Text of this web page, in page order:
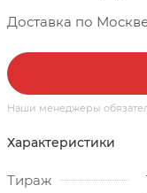
Доставка по
Наши менеджеры
Характеристики
Тираж